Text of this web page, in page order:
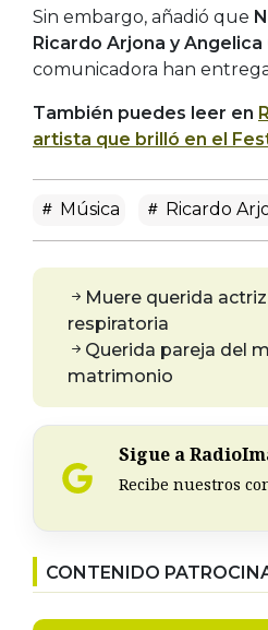
Sin embargo, añadió que
Ricardo Arjona y Angelica
comunicadora han
También puedes leer en
artista que brilló en el
Música Ricardo
Muere querida
respiratoria
Querida pareja del
matrimonio
Sigue a
Recibe nuestros
CONTENIDO